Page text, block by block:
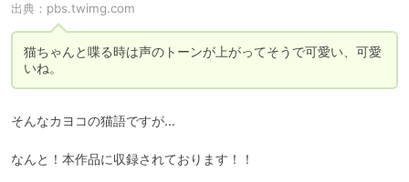
出典： pbs.twimg.com
猫ちゃんと喋る時は声のトーンが上がってそうで可愛い、可愛
そんなカヨコの猫語ですが…
なんと！本作品に収録されております！！